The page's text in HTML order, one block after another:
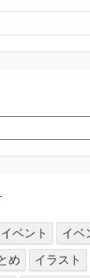
イベント
イベ
め
イラスト